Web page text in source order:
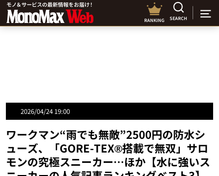
RANKING SEARCH
2026/04/24 19:00
ワークマン“雨でも無敵”2500円の防水シ
ューズ、「GORE-TEX®搭載で無双」サロ
モンの究極スニーカー…ほか【水に強いス